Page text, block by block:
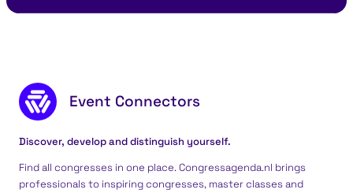
Footer content
Event Connectors
Discover, develop and distinguish yourself.
Find all congresses in one place. Congressagenda.nl brings
professionals to inspiring congresses, master classes and